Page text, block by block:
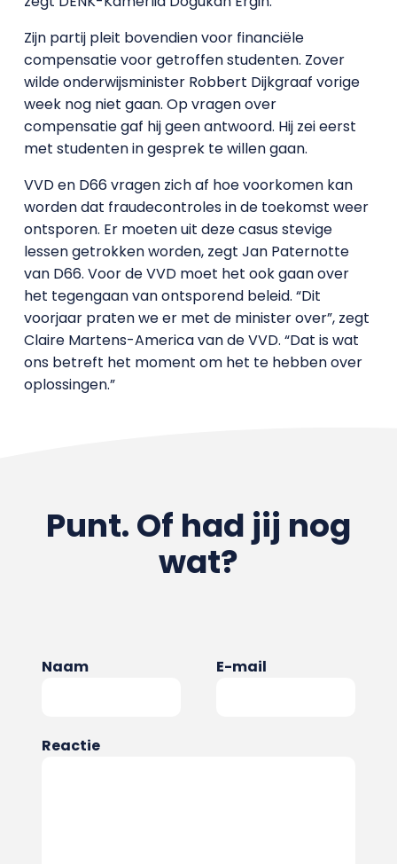
Zijn partij pleit bovendien voor financiële
compensatie voor getroffen studenten. Zover
wilde onderwijsminister Robbert Dijkgraaf vorige
week nog niet gaan. Op vragen over
compensatie gaf hij geen antwoord. Hij zei eerst
met studenten in gesprek te willen gaan.
VVD en D66 vragen zich af hoe voorkomen kan
worden dat fraudecontroles in de toekomst weer
ontsporen. Er moeten uit deze casus stevige
lessen getrokken worden, zegt Jan Paternotte
van D66. Voor de VVD moet het ook gaan over
het tegengaan van ontsporend beleid. “Dit
voorjaar praten we er met de minister over”, zegt
Claire Martens-America van de VVD. “Dat is wat
ons betreft het moment om het te hebben over
oplossingen.”
Punt. Of had jij nog
wat?
Naam E-mail
Reactie